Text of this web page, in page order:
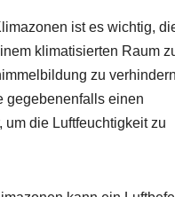
ist es wichtig,
klimatisierten Raum
zu
gegebenenfalls einen
um die Luftfeuchtigkeit zu